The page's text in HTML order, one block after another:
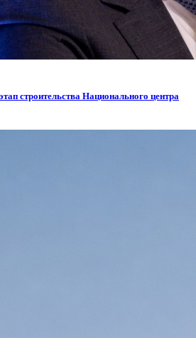
строительства Национального центра